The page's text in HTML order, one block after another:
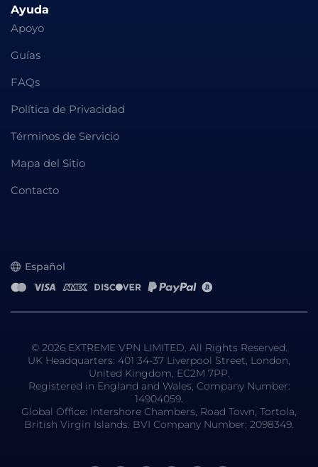
Ayuda
Apoyo
Guías
FAQs
Política de Privacidad
Términos de Servicio
Mapa del Sitio
Contacto
Español
© 2026 EXTREME VPN LIMITED. All Rights Reserved.
UK Headquarters: 401 34-37 Liverpool Street, London,
United Kingdom, EC2M 7PP.
Registered in England and Wales, Company Number:
14904059.
Global Office: Intershore Chambers, Road Town, Tortola,
British Virgin Islands. BVI Company Number: 2098349.